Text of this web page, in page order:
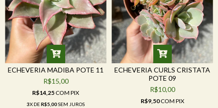
ECHEVERIA MADIBA POTE 11
R$15,00
R$14,25COM PIX
3X DER$5,00SEM JUROS
ECHEVERIA CURLS CRISTATA
POTE 09
R$10,00
R$9,50COM PIX